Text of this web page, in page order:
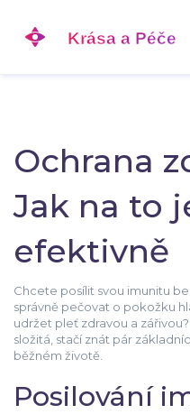
Ochrana
Jak na to
efektivně
Chcete posílit svou imunitu
správně pečovat o pokožku
udržet pleť zdravou a
složitá, stačí znát pár
běžném životě.
Posilování